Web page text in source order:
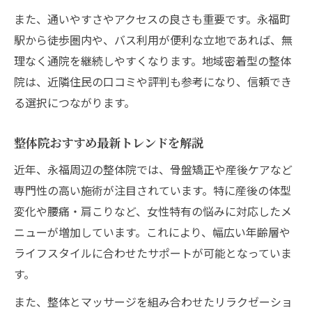
口コミでわかる整体院の信頼度の見方
整体院選びで後悔しないための基準
整体院おすすめ基準と自分に合う選び方
骨盤矯正も対応可能な整体院の魅力
永福の整体院で骨盤矯正が人気の理由
整体院の骨盤矯正は産後にもおすすめ
骨盤矯正対応の整体院選びのコツ
整体院で骨盤を整えるメリットとは
信頼の整体院で体調改善を実感する方法
また、通いやすさやアクセスの良さも重要です。永福町
駅から徒歩圏内や、バス利用が便利な立地であれば、無
理なく通院を継続しやすくなります。地域密着型の整体
院は、近隣住民の口コミや評判も参考になり、信頼でき
る選択につながります。
整体院おすすめ最新トレンドを解説
近年、永福周辺の整体院では、骨盤矯正や産後ケアなど
専門性の高い施術が注目されています。特に産後の体型
変化や腰痛・肩こりなど、女性特有の悩みに対応したメ
ニューが増加しています。これにより、幅広い年齢層や
ライフスタイルに合わせたサポートが可能となっていま
す。
また、整体とマッサージを組み合わせたリラクゼーショ